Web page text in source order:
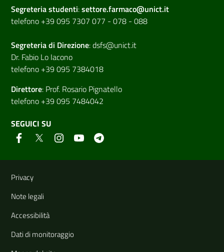
Segreteria studenti:settore.farmaco@unict.it
telefono +39 095 7307 077 - 078 - 088
Segreteria di Direzione:dsfs@unict.it
Dr. Fabio Lo Iacono
telefono +39 095 7384018
Direttore: Prof. Rosario Pignatello
telefono +39 095 7484042
SEGUICI SU
Link e informazioni utili
Privacy
Note legali
Accessibilità
Dati di monitoraggio